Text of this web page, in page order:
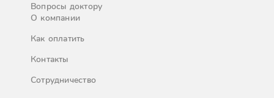
Вопросы доктору
О компании
Как оплатить
Контакты
Сотрудничество